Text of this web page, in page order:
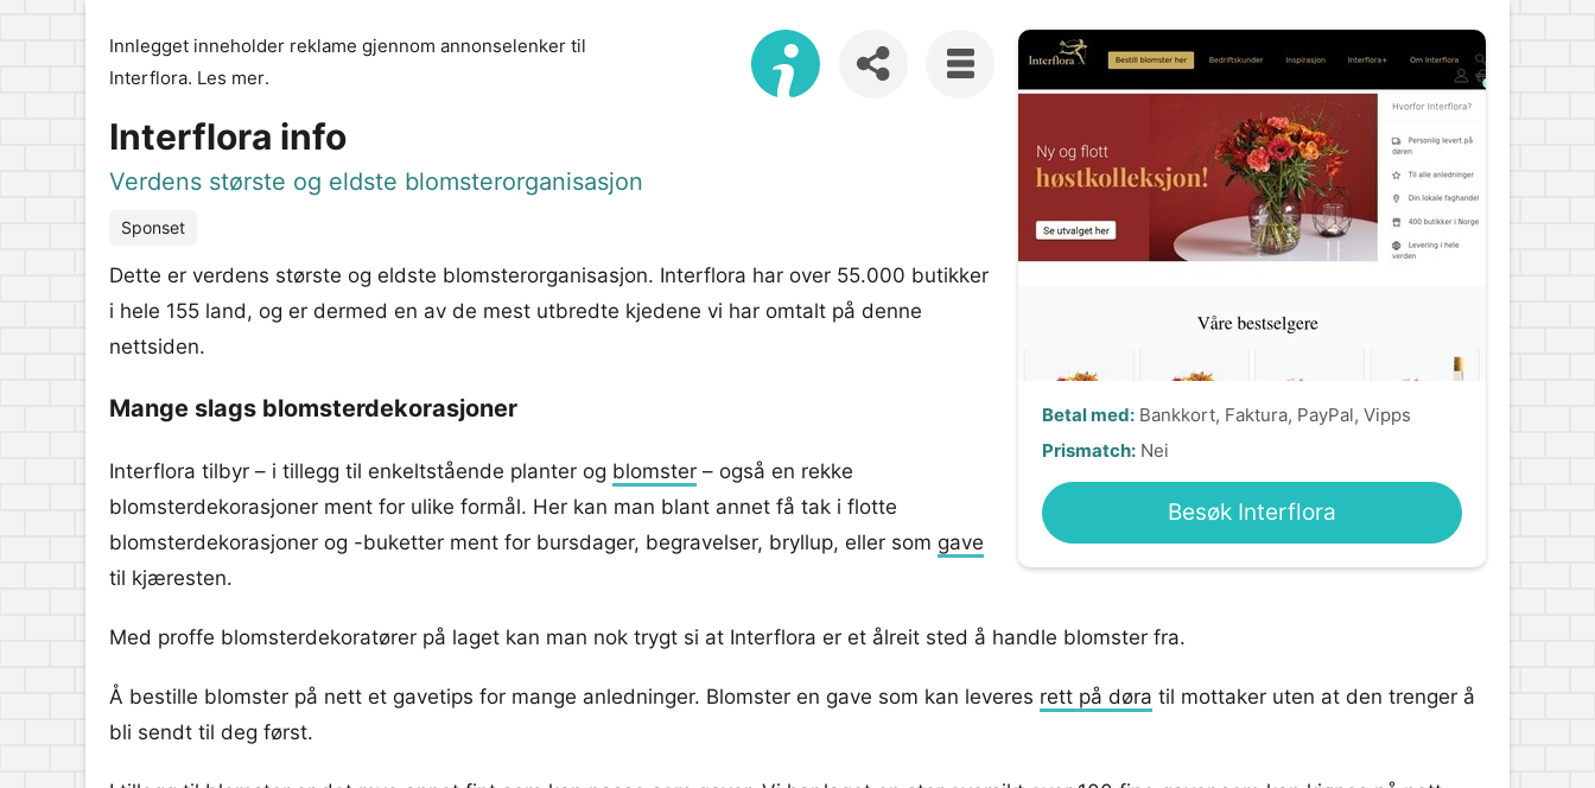
Innlegget inneholder reklame gjennom annonselenker til
Interflora. Les mer.
Interflora info
Verdens største og eldste blomsterorganisasjon
Sponset
Betal med: Bankkort, Faktura, PayPal, Vipps
Prismatch: Nei
Besøk Interflora
Dette er verdens største og eldste blomsterorganisasjon. Interflora har over 55.000 butikker
i hele 155 land, og er dermed en av de mest utbredte kjedene vi har omtalt på denne
nettsiden.
Mange slags blomsterdekorasjoner
Interflora tilbyr – i tillegg til enkeltstående planter og blomster – også en rekke
blomsterdekorasjoner ment for ulike formål. Her kan man blant annet få tak i flotte
blomsterdekorasjoner og -buketter ment for bursdager, begravelser, bryllup, eller som gave
til kjæresten.
Med proffe blomsterdekoratører på laget kan man nok trygt si at Interflora er et ålreit sted å handle blomster fra.
Å bestille blomster på nett et gavetips for mange anledninger. Blomster en gave som kan leveres rett på døra til mottaker uten at den trenger å
bli sendt til deg først.